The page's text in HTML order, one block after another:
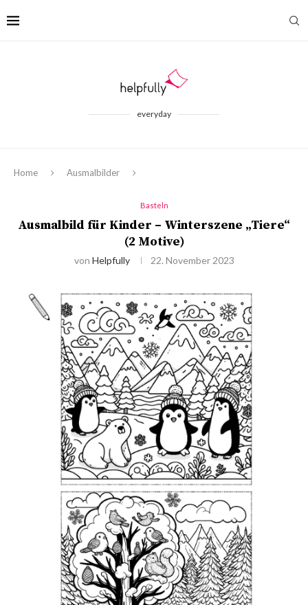
everyday
Home Ausmalbilder
Basteln
Ausmalbild für Kinder – Winterszene „Tiere“
(2 Motive)
von Helpfully 22. November 2023